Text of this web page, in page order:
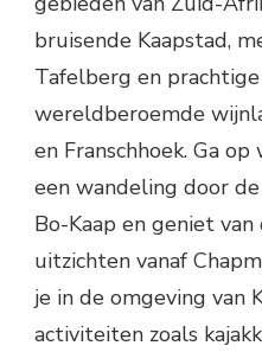
bruisende Kaapstad,
Tafelberg en
wereldberoemde
en Franschhoek. Ga
een wandeling door
Bo-Kaap en geniet
uitzichten vanaf
je in de omgeving van
activiteiten zoals